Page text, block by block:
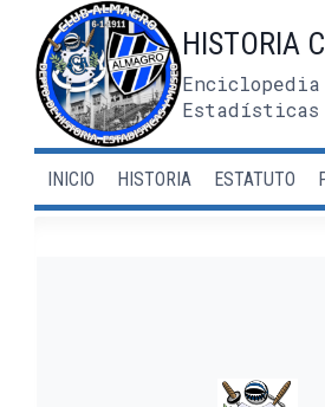
contenido
HISTORIA
Estadísticas
INICIO HISTORIA ESTATUTO